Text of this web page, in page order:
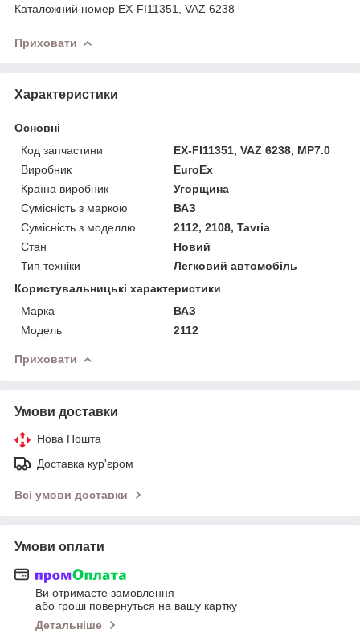
Каталожний номер EX-FI11351, VAZ 6238
Приховати
Характеристики
Основні
Код запчастини
EX-FI11351, VAZ 6238, МР7.0
Виробник
EuroEx
Країна виробник
Угорщина
Сумісність з маркою
ВАЗ
Сумісність з моделлю
2112, 2108, Tavria
Стан
Новий
Тип техніки
Легковий автомобіль
Користувальницькі характеристики
Марка
ВАЗ
Мoдель
2112
Приховати
Умови доставки
Нова Пошта
Доставка кур'єром
Всі умови доставки
Умови оплати
Ви отримаєте замовлення
або гроші повернуться на вашу картку
Детальніше